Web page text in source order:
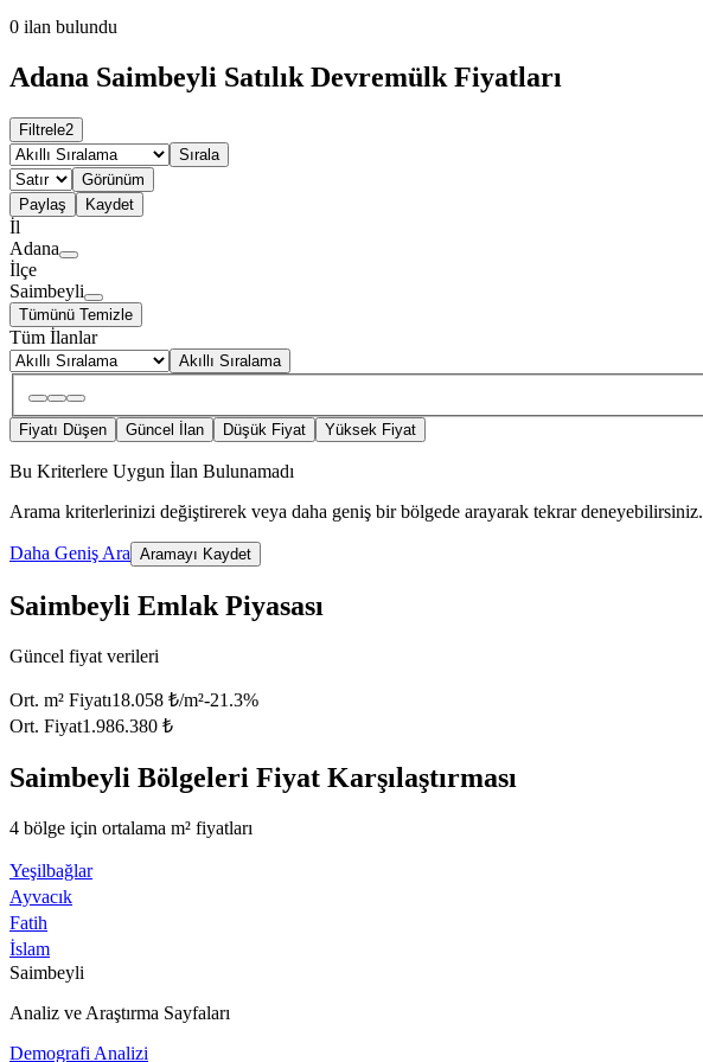
0 ilan bulundu
Adana Saimbeyli Satılık Devremülk Fiyatları
Filtrele2
Sırala
Görünüm
Paylaş
Kaydet
İl
Adana
İlçe
Saimbeyli
Tümünü Temizle
Tüm İlanlar
Akıllı Sıralama
Fiyatı Düşen Güncel İlan Düşük Fiyat Yüksek Fiyat
Bu Kriterlere Uygun İlan Bulunamadı
Arama kriterlerinizi değiştirerek veya daha geniş bir bölgede arayarak tekrar deneyebilirsiniz.
Daha Geniş Ara Aramayı Kaydet
Saimbeyli Emlak Piyasası
Güncel fiyat verileri
Ort. m² Fiyatı18.058 ₺/m²-21.3%
Ort. Fiyat1.986.380 ₺
Saimbeyli Bölgeleri Fiyat Karşılaştırması
4 bölge için ortalama m² fiyatları
Yeşilbağlar
Ayvacık
Fatih
İslam
Saimbeyli
Analiz ve Araştırma Sayfaları
Demografi Analizi